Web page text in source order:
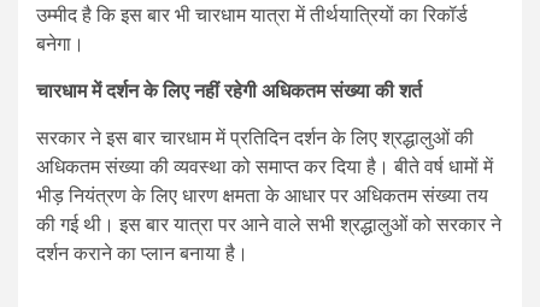
उम्मीद है कि इस बार भी चारधाम यात्रा में तीर्थयात्रियों का रिकॉर्ड
बनेगा।
चारधाम में दर्शन के लिए नहीं रहेगी अधिकतम संख्या की शर्त
सरकार ने इस बार चारधाम में प्रतिदिन दर्शन के लिए श्रद्धालुओं की
अधिकतम संख्या की व्यवस्था को समाप्त कर दिया है। बीते वर्ष धामों में
भीड़ नियंत्रण के लिए धारण क्षमता के आधार पर अधिकतम संख्या तय
की गई थी। इस बार यात्रा पर आने वाले सभी श्रद्धालुओं को सरकार ने
दर्शन कराने का प्लान बनाया है।